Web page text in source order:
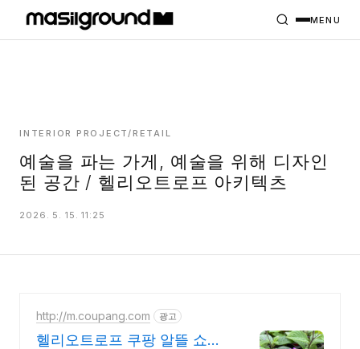
PROJECTS
MASILWIDE
MENU
INTERIOR PROJECT/RETAIL
예술을 파는 가게, 예술을 위해 디자인
된 공간 / 헬리오트로프 아키텍츠
2026. 5. 15. 11:25
http://m.coupang.com 광고
헬리오트로프 쿠팡 알뜰 쇼핑